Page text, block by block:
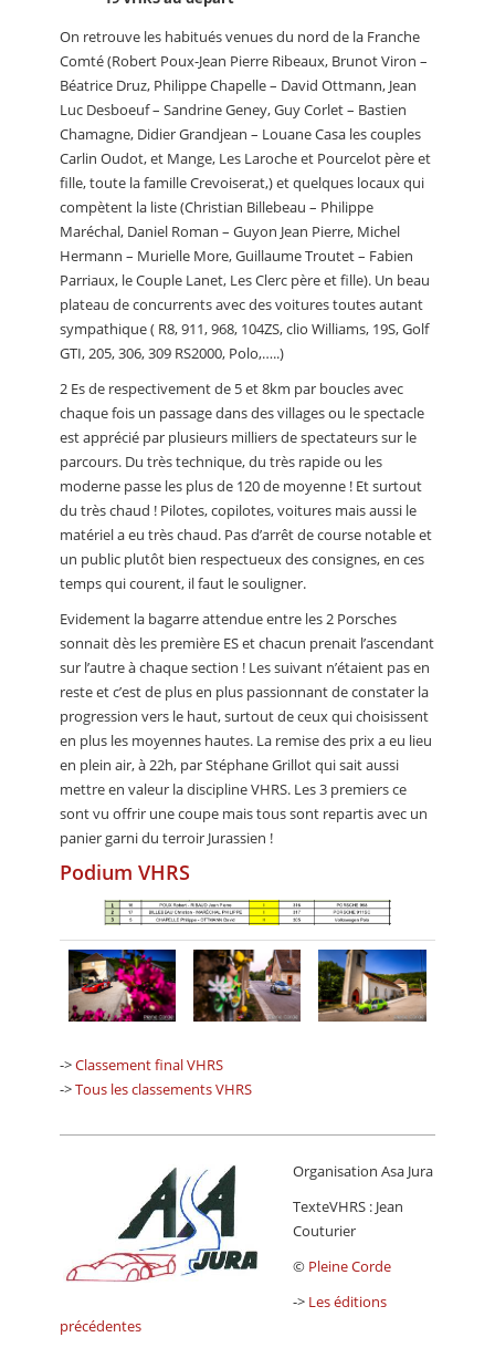
On retrouve les habitués venues du nord de la Franche
Comté (Robert Poux-Jean Pierre Ribeaux, Brunot Viron –
Béatrice Druz, Philippe Chapelle – David Ottmann, Jean
Luc Desboeuf – Sandrine Geney, Guy Corlet – Bastien
Chamagne, Didier Grandjean – Louane Casa les couples
Carlin Oudot, et Mange, Les Laroche et Pourcelot père et
fille, toute la famille Crevoiserat,) et quelques locaux qui
compètent la liste (Christian Billebeau – Philippe
Maréchal, Daniel Roman – Guyon Jean Pierre, Michel
Hermann – Murielle More, Guillaume Troutet – Fabien
Parriaux, le Couple Lanet, Les Clerc père et fille). Un beau
plateau de concurrents avec des voitures toutes autant
sympathique ( R8, 911, 968, 104ZS, clio Williams, 19S, Golf
GTI, 205, 306, 309 RS2000, Polo,…..)
2 Es de respectivement de 5 et 8km par boucles avec
chaque fois un passage dans des villages ou le spectacle
est apprécié par plusieurs milliers de spectateurs sur le
parcours. Du très technique, du très rapide ou les
moderne passe les plus de 120 de moyenne ! Et surtout
du très chaud ! Pilotes, copilotes, voitures mais aussi le
matériel a eu très chaud. Pas d’arrêt de course notable et
un public plutôt bien respectueux des consignes, en ces
temps qui courent, il faut le souligner.
Evidement la bagarre attendue entre les 2 Porsches
sonnait dès les première ES et chacun prenait l’ascendant
sur l’autre à chaque section ! Les suivant n’étaient pas en
reste et c’est de plus en plus passionnant de constater la
progression vers le haut, surtout de ceux qui choisissent
en plus les moyennes hautes. La remise des prix a eu lieu
en plein air, à 22h, par Stéphane Grillot qui sait aussi
mettre en valeur la discipline VHRS. Les 3 premiers ce
sont vu offrir une coupe mais tous sont repartis avec un
panier garni du terroir Jurassien !
Podium VHRS
->Classement final VHRS
->Tous les classements VHRS
Organisation Asa Jura
TexteVHRS : Jean
Couturier
© Pleine Corde
-> Les éditions
précédentes